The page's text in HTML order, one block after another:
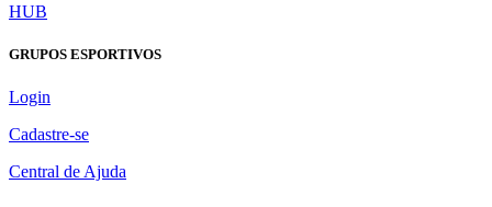
HUB
GRUPOS ESPORTIVOS
Login
Cadastre-se
Central de Ajuda